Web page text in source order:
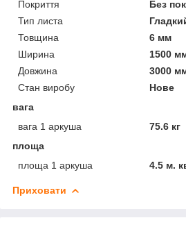
Покриття
Без
Тип листа
Товщина
6 мм
Ширина
1500
Довжина
3000
Стан виробу
Нове
вага
вага 1 аркуша
75.6 кг
площа
площа 1 аркуша
4.5 м.
Приховати